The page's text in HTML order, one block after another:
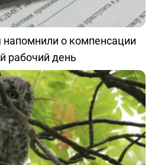
о компенсации
рабочий день